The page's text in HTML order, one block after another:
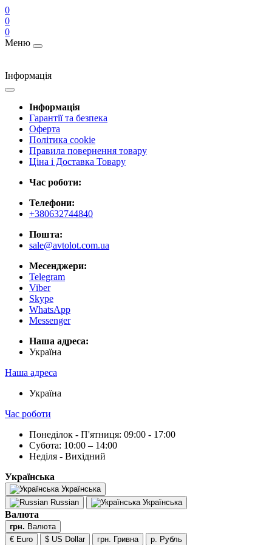
0
0
0
Меню
Інформація
Інформація
Гарантії та безпека
Оферта
Політика cookie
Правила повернення товару
Ціна і Доставка Товару
Час роботи:
Телефони:
+380632744840
Пошта:
sale@avtolot.com.ua
Месенджери:
Telegram
Viber
Skype
WhatsApp
Messenger
Наша адреса:
Українa
Наша адреса
Українa
Час роботи
Понеділок - П'ятниця: 09:00 - 17:00
Субота: 10:00 – 14:00
Неділя - Вихідний
Українська
Українська
Russian
Українська
Валюта
грн. Валюта
€ Euro
$ US Dollar грн. Гривна р. Рубль